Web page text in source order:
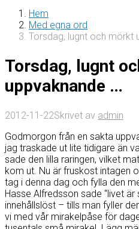
Hem
Med egna ord
Torsdag, lugnt och mörkt
Torsdag, lugnt
uppvaknande …
2012-11-22Skrivet av admin
Godmorgon från en sakta
jag traskade ut lite tidigare än
sade den lilla raringen, vilket
kom ut. Nu är fruskost intagen
tag i denna dag och fylla den
Hasse Alfredsson sade “livet
innehållslöst – tills man fyller
vi med vår mirakelpåse för